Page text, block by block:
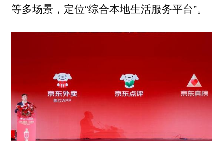
等多场景，定位“综合本地生活服务平台”。